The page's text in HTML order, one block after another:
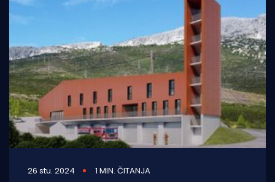
26 stu. 2024 1 MIN. ČITANJA